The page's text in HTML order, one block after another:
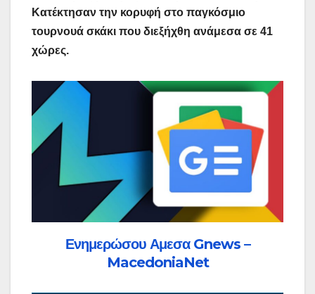
Κατέκτησαν την κορυφή στο παγκόσμιο
τουρνουά σκάκι που διεξήχθη ανάμεσα σε 41
χώρες.
Ενημερώσου Αμεσα Gnews –
MacedoniaNet